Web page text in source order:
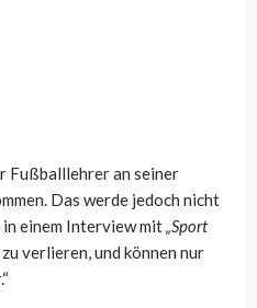
Fußballlehrer an seiner
Das werde jedoch nicht
einem Interview mit„Sport
verlieren, und können nur